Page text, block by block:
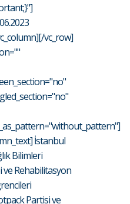
vc_row]
İstanbul
Bilimleri
ve Rehabilitasyon
Partisi ve